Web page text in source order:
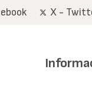
X -